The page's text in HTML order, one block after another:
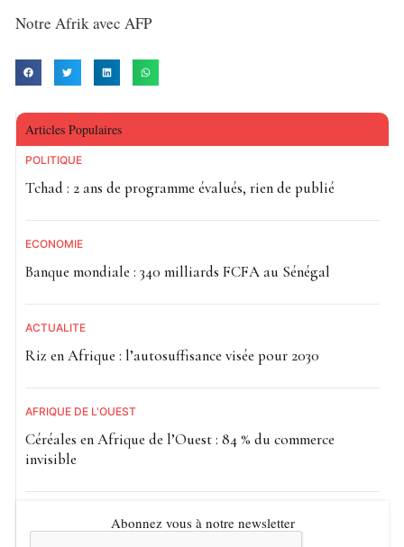
Notre Afrik avec AFP
Articles Populaires
POLITIQUE
Tchad : 2 ans de programme évalués, rien de publié
ECONOMIE
Banque mondiale : 340 milliards FCFA au Sénégal
ACTUALITE
Riz en Afrique : l’autosuffisance visée pour 2030
AFRIQUE DE L'OUEST
Céréales en Afrique de l’Ouest : 84 % du commerce
invisible
Abonnez vous à notre newsletter